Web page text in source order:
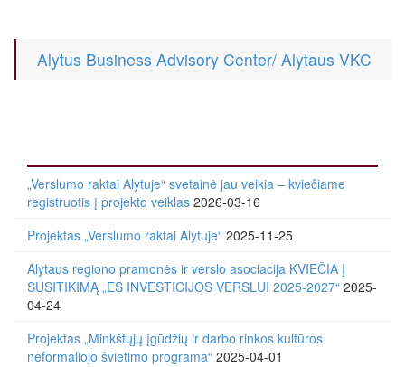
Alytus Business Advisory Center/ Alytaus VKC
„Verslumo raktai Alytuje“ svetainė jau veikia – kviečiame
registruotis į projekto veiklas 2026-03-16
Projektas „Verslumo raktai Alytuje“ 2025-11-25
Alytaus regiono pramonės ir verslo asociacija KVIEČIA Į
SUSITIKIMĄ „ES INVESTICIJOS VERSLUI 2025-2027“ 2025-
04-24
Projektas „Minkštųjų įgūdžių ir darbo rinkos kultūros
neformaliojo švietimo programa“ 2025-04-01